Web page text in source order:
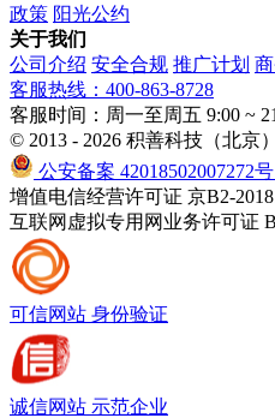
政策 阳光公约
关于我们
公司介绍 安全合规 推广计划
客服热线：400-863-8728
客服时间：周一至周五 9:00 ~
© 2013 - 2026 积善科技（北京
公安备案 42018502007272号
增值电信经营许可证 京B2-
互联网虚拟专用网业务许可证
可信网站 身份验证
诚信网站 示范企业